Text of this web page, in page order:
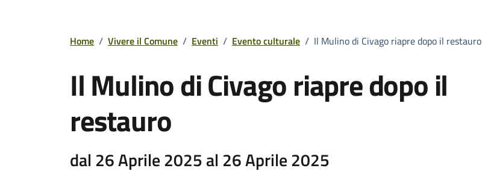
Home / Vivere il Comune / Eventi / Evento culturale / Il Mulino di Civago riapre dopo il restauro
Il Mulino di Civago riapre dopo il
restauro
dal 26 Aprile 2025 al 26 Aprile 2025